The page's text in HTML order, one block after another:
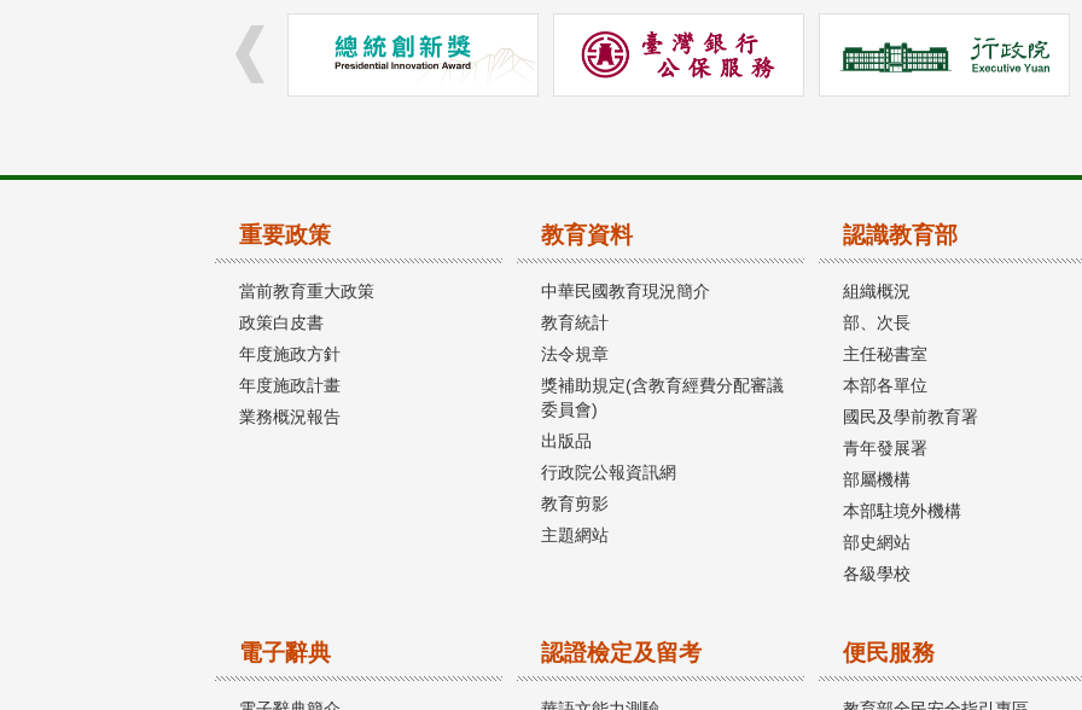
重要政策
當前教育重大政策
政策白皮書
年度施政方針
年度施政計畫
業務概況報告
教育資料
中華民國教育現況簡介
教育統計
法令規章
獎補助規定(含教育經費分配審議
委員會)
出版品
行政院公報資訊網
教育剪影
主題網站
認識教育部
組織概況
部、次長
主任秘書室
本部各單位
國民及學前教育署
青年發展署
部屬機構
本部駐境外機構
部史網站
各級學校
電子辭典 認證檢定及留考 便民服務